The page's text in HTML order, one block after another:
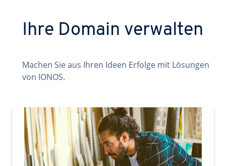
Ihre Domain verwalten
Machen Sie aus Ihren Ideen Erfolge mit Lösungen
von IONOS.